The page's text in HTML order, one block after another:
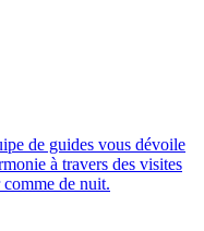
de guides vous dévoile
à travers des visites
de nuit.